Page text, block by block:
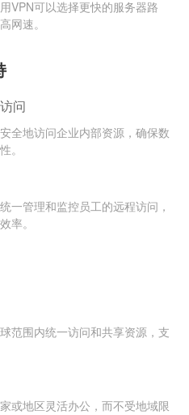
VPN可以选择更快的服务器路
网速。
问
全地访问企业内部资源，确保数
。
一管理和监控员工的远程访问，
率。
范围内统一访问和共享资源，支
或地区灵活办公，而不受地域限